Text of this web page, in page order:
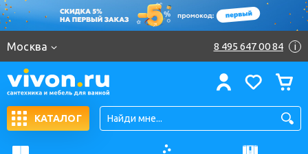
Москва 8 495 647 00 84 i
КАТАЛОГ